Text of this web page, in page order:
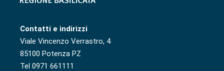
Contatti e indirizzi
Viale Vincenzo Verrastro, 4
85100 Potenza PZ
Tel 0971 661111